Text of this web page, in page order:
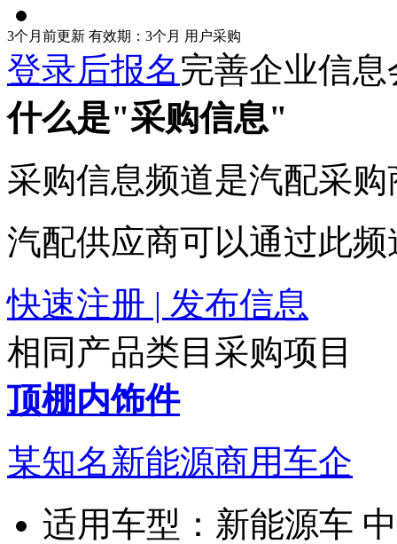
3个月前更新 有效期：3个月 用户采购
登录后报名完善企业信
什么是"采购信息"
采购信息频道是汽配采
汽配供应商可以通过此
快速注册 | 发布信息
相同产品类目采购项目
顶棚内饰件
某知名新能源商用车企
适用车型： 新能源车